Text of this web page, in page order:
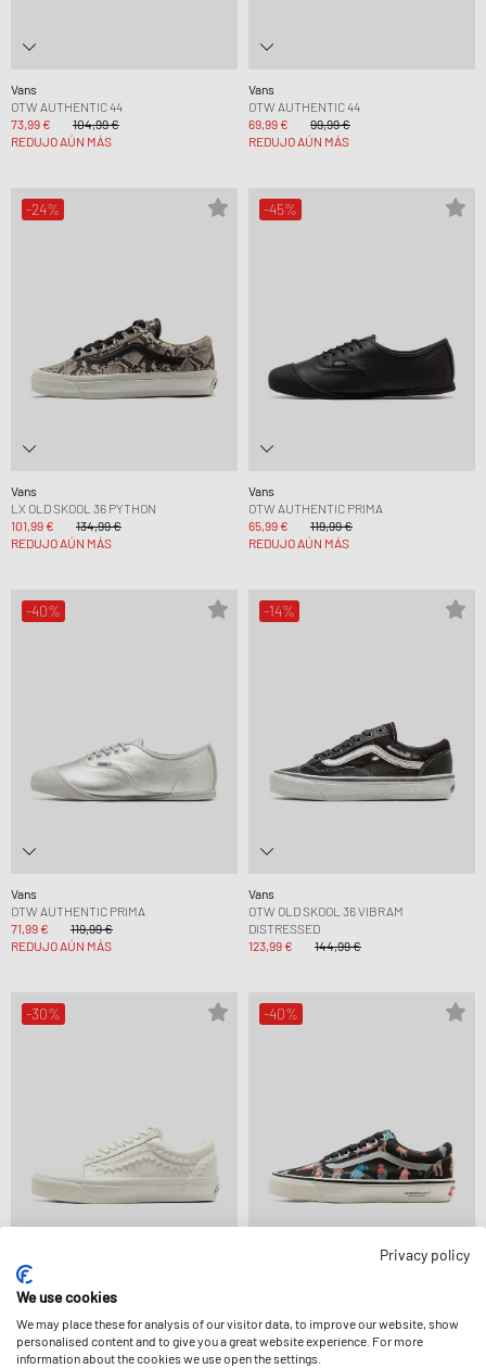
Vans
OTW AUTHENTIC 44
73,99 €
104,99 €
REDUJO AÚN MÁS
Vans
OTW AUTHENTIC 44
69,99 €
99,99 €
REDUJO AÚN MÁS
-24%
Vans
LX OLD SKOOL 36 PYTHON
101,99 €
134,99 €
REDUJO AÚN MÁS
-45%
Vans
OTW AUTHENTIC PRIMA
65,99 €
119,99 €
REDUJO AÚN MÁS
-40%
Vans
OTW AUTHENTIC PRIMA
71,99 €
119,99 €
REDUJO AÚN MÁS
-14%
Vans
OTW OLD SKOOL 36 VIBRAM
DISTRESSED
123,99 €
144,99 €
-30%
Vans
80,99 €
114,99 €
REDUJO AÚN MÁS
-40%
MONSTER
80,99 €
134,99 €
REDUJO AÚN MÁS
Privacy policy
We use cookies
We may place these for analysis of our visitor data, to improve our website, show
personalised content and to give you a great website experience. For more
information about the cookies we use open the settings.